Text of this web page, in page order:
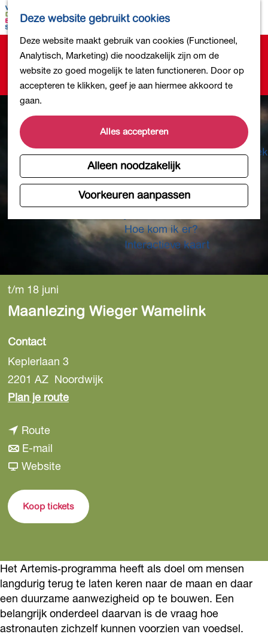
Deze website gebruikt cookies
Deze website maakt gebruik van cookies (Functioneel,
Analytisch, Marketing) die noodzakelijk zijn om de
website zo goed mogelijk te laten functioneren. Door op
accepteren te klikken, geef je aan hiermee akkoord te
gaan.
Alles accepteren
Alleen noodzakelijk
Voorkeuren aanpassen
K
a
r
t
Z
e
k
e
n
e
n
u
Bollen en Bloemen
Uit eten
DB4daagse - Inschrijven
Kinderactiviteiten
De natuur in
Musea en meer
Producten uit de Bollenstreek
Gezond en actief
Overnachten
Hoe kom ik er?
Interactieve kaart
Sorry, deze activiteit is niet meer beschikbaar.
Bekijk het
actuele aanbod
voor de beschikbare
opties.
t/m 18 juni
Maanlezing Wieger Wamelink
Contact
Keplerlaan 3
2201 AZ Noordwijk
Plan je routen
a
n
e
z
i
n
g
Routen
a
a
M
l
e
z
i
E-mail
a
r
n
l
e
z
Websitev
n
n
l
e
z
Koop tickets
Het Artemis‑programma heeft als doel om mensen
langdurig terug te laten keren naar de maan en daar
een duurzame aanwezigheid op te bouwen. Een
belangrijk onderdeel daarvan is de vraag hoe
astronauten zichzelf kunnen voorzien van voedsel.